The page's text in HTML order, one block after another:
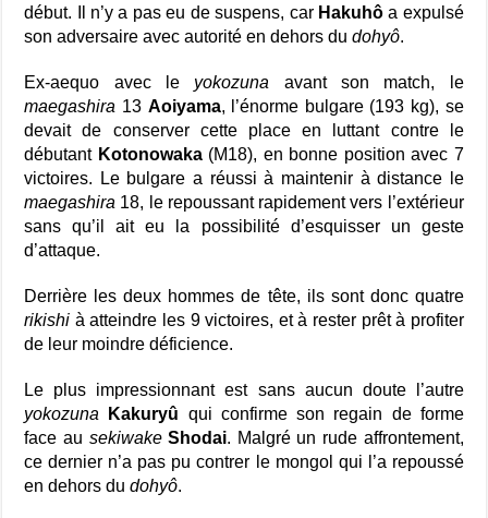
début. Il n’y a pas eu de suspens, car Hakuhôa expulsé
son adversaire avec autorité en dehors dudohyô.
Ex-aequo avec le yokozuna avant son match, le
maegashira 13 Aoiyama, l’énorme bulgare (193 kg), se
devait de conserver cette place en luttant contre le
débutant Kotonowaka(M18), en bonne position avec 7
victoires. Le bulgare a réussi à maintenir à distance le
maegashira 18, le repoussant rapidement vers l’extérieur
sans qu’il ait eu la possibilité d’esquisser un geste
d’attaque.
Derrière les deux hommes de tête, ils sont donc quatre
rikishi à atteindre les 9 victoires, et à rester prêt à profiter
de leur moindre déficience.
Le plus impressionnant est sans aucun doute l’autre
yokozuna
Kakuryû qui confirme son regain de forme
face au sekiwake Shodai. Malgré un rude affrontement,
ce dernier n’a pas pu contrer le mongol qui l’a repoussé
en dehors dudohyô.